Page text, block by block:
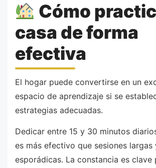
Cómo
casa de forma
efectiva
El hogar puede convertirse en un
espacio de aprendizaje si se
estrategias adecuadas.
Dedicar entre 15 y 30 minutos
es más efectivo que sesiones largas
esporádicas. La constancia es clave